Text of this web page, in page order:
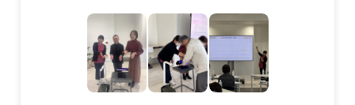
法や手洗いのポイントに加え、蛍光塗料を使っ
た手洗い体験では、実体験を通して理解が深ま
り、参加者が笑顔で取り組む姿が印象的でし